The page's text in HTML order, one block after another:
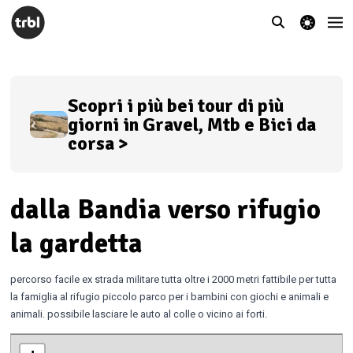
theme switcher
Scopri i più bei tour di più
giorni in Gravel, Mtb e Bici da
corsa >
dalla Bandia verso rifugio
la gardetta
percorso facile ex strada militare tutta oltre i 2000 metri fattibile per tutta
la famiglia al rifugio piccolo parco per i bambini con giochi e animali e
animali. possibile lasciare le auto al colle o vicino ai forti.